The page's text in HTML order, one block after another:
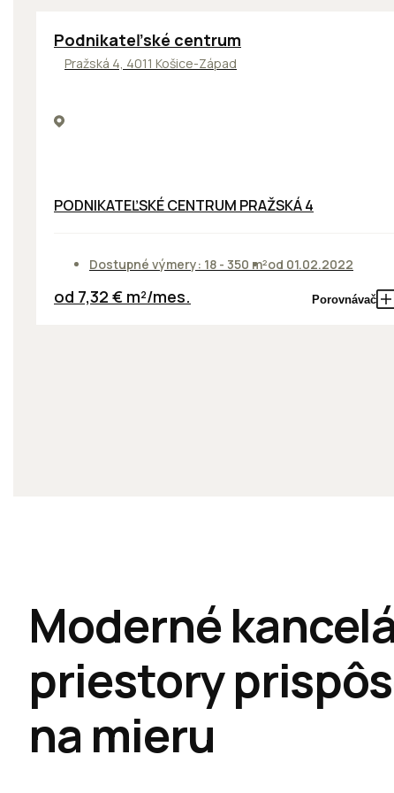
ODPORÚČAME
Podnikateľské centrum
Pražská 4, 4011 Košice-Západ
PODNIKATEĽSKÉ CENTRUM PRAŽSKÁ 4
Dostupné výmery: 18 - 350 m²od 01.02.2022
od 7,32 € m²/mes. Porovnávač
Moderné
priestory
na mieru